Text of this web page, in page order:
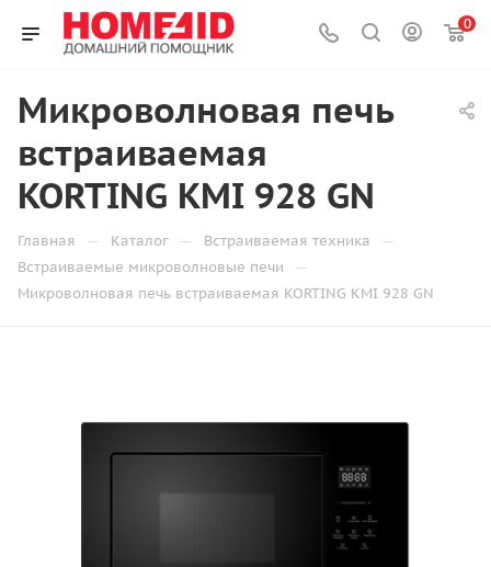
0
Микроволновая печь
встраиваемая
KORTING KMI 928 GN
Главная — Каталог — Встраиваемая техника —
Встраиваемые микроволновые печи —
Микроволновая печь встраиваемая KORTING KMI 928 GN